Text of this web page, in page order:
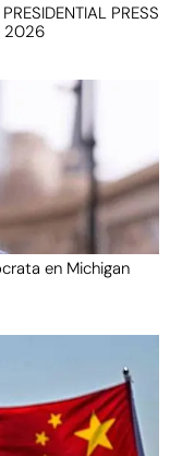
PRESS
2026
en Michigan